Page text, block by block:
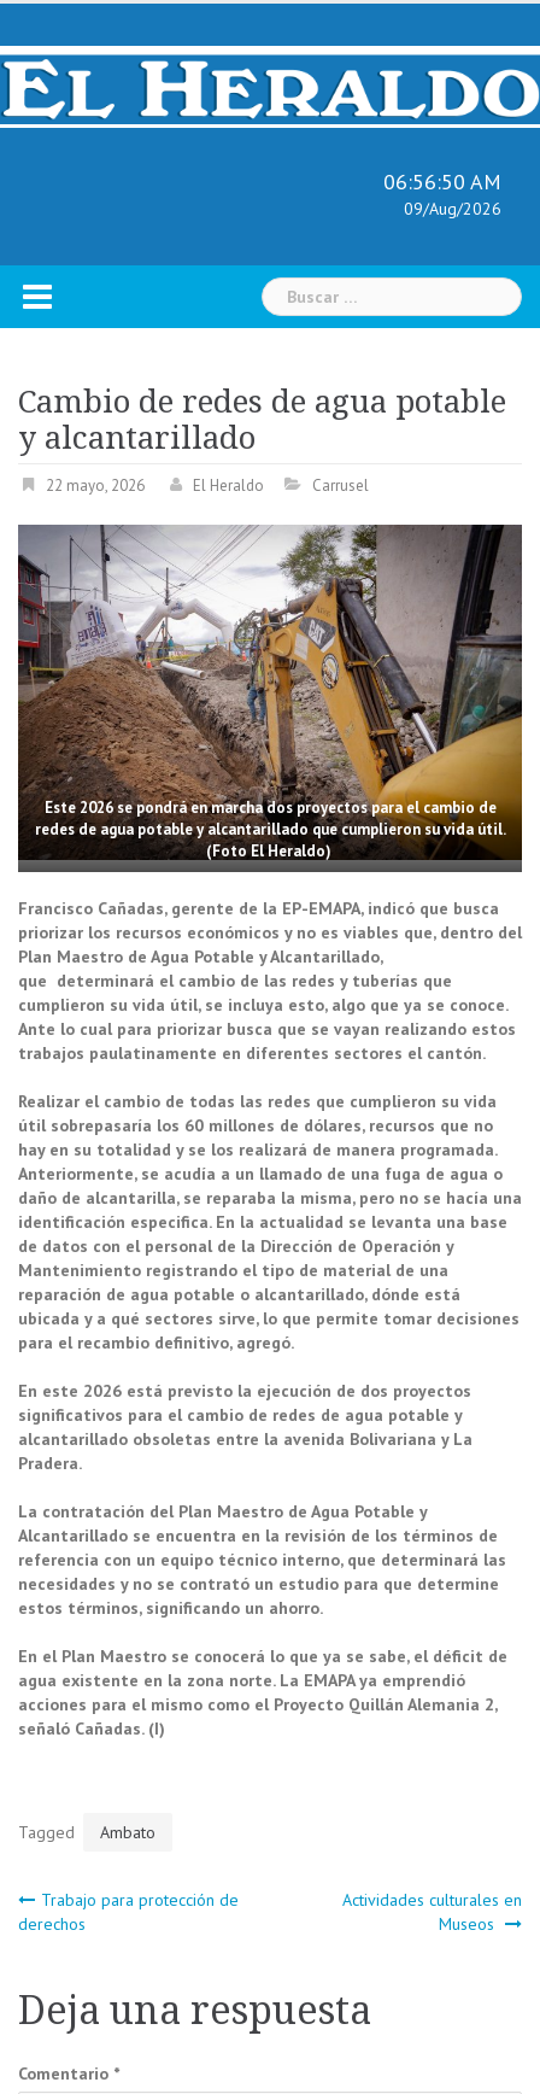
Skip
content
06:56:51 AM
09/Aug/2026
Buscar:
Cambio de redes de agua potable
y alcantarillado
22 mayo, 2026 El Heraldo Carrusel
Este 2026 se pondrá en marcha dos proyectos para el cambio de
redes de agua potable y alcantarillado que cumplieron su vida útil.
(Foto El Heraldo)
Francisco Cañadas, gerente de la EP-EMAPA, indicó que busca
priorizar los recursos económicos y no es viables que, dentro del
Plan Maestro de Agua Potable y Alcantarillado,
que determinará el cambio de las redes y tuberías que
cumplieron su vida útil, se incluya esto, algo que ya se conoce.
Ante lo cual para priorizar busca que se vayan realizando estos
trabajos paulatinamente en diferentes sectores el cantón.
Realizar el cambio de todas las redes que cumplieron su vida
útil sobrepasaría los 60 millones de dólares, recursos que no
hay en su totalidad y se los realizará de manera programada.
Anteriormente, se acudía a un llamado de una fuga de agua o
daño de alcantarilla, se reparaba la misma, pero no se hacía una
identificación especifica. En la actualidad se levanta una base
de datos con el personal de la Dirección de Operación y
Mantenimiento registrando el tipo de material de una
reparación de agua potable o alcantarillado, dónde está
ubicada y a qué sectores sirve, lo que permite tomar decisiones
para el recambio definitivo, agregó.
En este 2026 está previsto la ejecución de dos proyectos
significativos para el cambio de redes de agua potable y
alcantarillado obsoletas entre la avenida Bolivariana y La
Pradera.
La contratación del Plan Maestro de Agua Potable y
Alcantarillado se encuentra en la revisión de los términos de
referencia con un equipo técnico interno, que determinará las
necesidades y no se contrató un estudio para que determine
estos términos, significando un ahorro.
En el Plan Maestro se conocerá lo que ya se sabe, el déficit de
agua existente en la zona norte. La EMAPA ya emprendió
acciones para el mismo como el Proyecto Quillán Alemania 2,
señaló Cañadas. (I)
Tagged Ambato
Navegación
entradas
Trabajo para protección de
derechos
Actividades culturales en
Museos
Deja una respuesta
Comentario *